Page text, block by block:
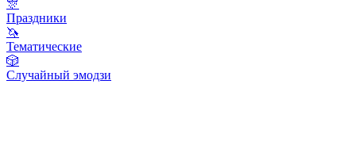
🎊
Праздники
🦄
Тематические
🎲
Случайный эмодзи